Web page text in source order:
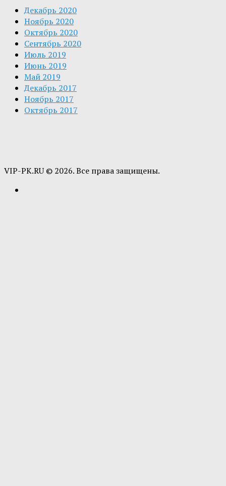
Декабрь 2020
Ноябрь 2020
Октябрь 2020
Сентябрь 2020
Июль 2019
Июнь 2019
Май 2019
Декабрь 2017
Ноябрь 2017
Октябрь 2017
VIP-PK.RU © 2026. Все права защищены.